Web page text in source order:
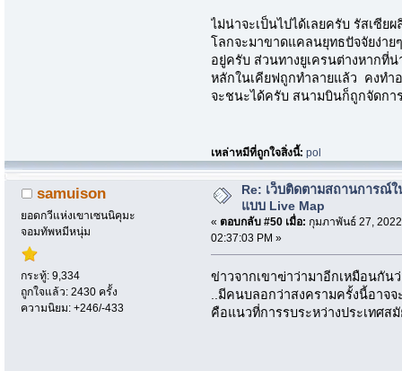
ไม่น่าจะเป็นไปได้เลยครับ รัสเซีย
โลกจะมาขาดแคลนยุทธปัจจัยง่าย
อยู่ครับ ส่วนทางยูเครนต่างหากที่
หลักในเคียฟถูกทำลายแล้ว คงทำ
จะชนะได้ครับ สนามบินก็ถูกจัดกา
เหล่าหมีที่ถูกใจสิ่งนี้:pol
samuison
ยอดกวีแห่งเขาเซนนิคุมะ
จอมทัพหมีหนุ่ม
กระทู้: 9,334
ถูกใจแล้ว: 2430 ครั้ง
ความนิยม: +246/-433
Re: เว็บติดตามสถานการณ์ใ
แบบ Live Map
« ตอบกลับ #50 เมื่อ: กุมภาพันธ์ 27,
02:37:03 PM »
ข่าวจากเขาฃ่าว่ามาอีกเหมือนกัน
..มีคนบลอกว่าสงครามครั้งนี้อาจจ
คือแนวที่การรบระหว่างประเทศส